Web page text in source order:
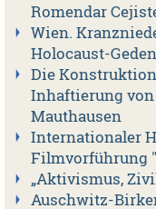
Romendar
Wien.
Holocaust-
Die
Inhaftierung
Mauthausen
Internationaler
Filmvorführung
„Aktivismus,
Auschwitz-